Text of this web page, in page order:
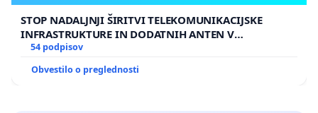
STOP NADALJNJI ŠIRITVI TELEKOMUNIKACIJSKE
INFRASTRUKTURE IN DODATNIH ANTEN V
GRADIŠČAKU
54 podpisov
Obvestilo o preglednosti